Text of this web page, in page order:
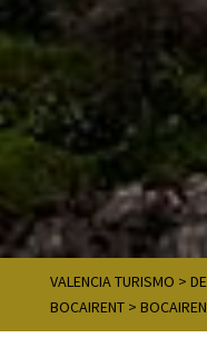
VALENCIA TURISMO >
BOCAIRENT>